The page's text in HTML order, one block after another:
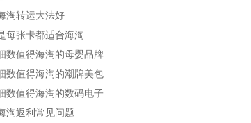
淘转运大法好
每张卡都适合海淘
数值得海淘的母婴品牌
数值得海淘的潮牌美包
数值得海淘的数码电子
淘返利常见问题